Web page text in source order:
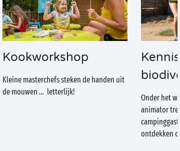
Kookworkshop
Kleine masterchefs steken de handen uit
de mouwen … letterlijk!
Onder het
animator
ontdekken